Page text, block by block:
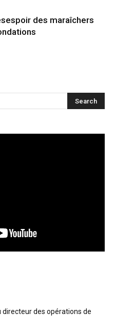
des maraîchers
directeur des opérations de